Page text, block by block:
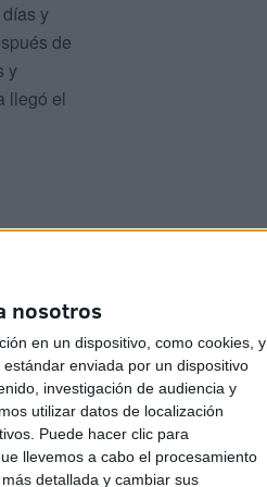
nosotros
en un dispositivo, como cookies, y
enviada por un dispositivo
investigación de audiencia y
utilizar datos de localización
Puede hacer clic para
llevemos a cabo el procesamiento
detallada y cambiar sus
y
de
y
llegó el
la
fue,
Rock a